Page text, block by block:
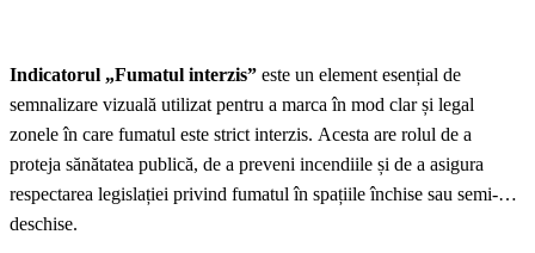
Indicatorul „Fumatul interzis” este un element esențial de
semnalizare vizuală utilizat pentru a marca în mod clar și legal
zonele în care fumatul este strict interzis. Acesta are rolul de a
proteja sănătatea publică, de a preveni incendiile și de a asigura
respectarea legislației privind fumatul în spațiile închise sau semi-
deschise.